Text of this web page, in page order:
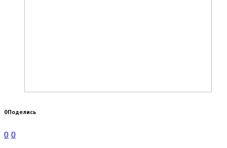
0Поделись
0 0